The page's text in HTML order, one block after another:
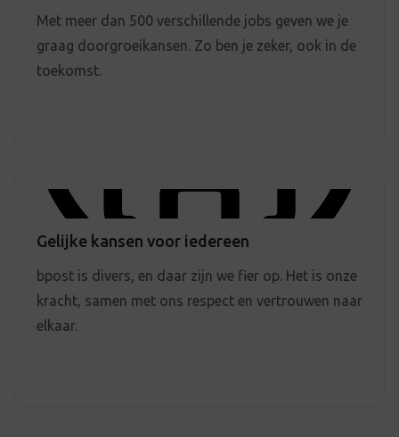
Met meer dan 500 verschillende jobs geven we je
graag doorgroeikansen. Zo ben je zeker, ook in de
toekomst.
Gelijke kansen voor iedereen
bpost is divers, en daar zijn we fier op. Het is onze
kracht, samen met ons respect en vertrouwen naar
elkaar.